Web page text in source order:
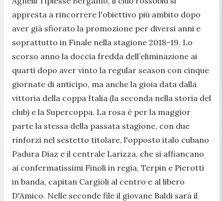
appresta a rincorrere l'obiettivo più ambito dopo
aver già sfiorato la promozione per diversi anni e
soprattutto in Finale nella stagione 2018-19. Lo
scorso anno la doccia fredda dell’eliminazione ai
quarti dopo aver vinto la regular season con cinque
giornate di anticipo, ma anche la gioia data dalla
vittoria della coppa Italia (la seconda nella storia del
club) e la Supercoppa. La rosa è per la maggior
parte la stessa della passata stagione, con due
rinforzi nel sestetto titolare, l'opposto italo cubano
Padura Diaz e il centrale Larizza, che si affiancano
ai confermatissimi Finoli in regia, Terpin e Pierotti
in banda, capitan Cargioli al centro e al libero
D'Amico. Nelle seconde file il giovane Baldi sarà il